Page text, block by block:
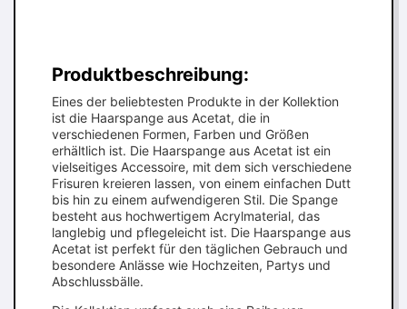
Produktbeschreibung:
Eines der beliebtesten Produkte in der Kollektion
ist die Haarspange aus Acetat, die in
verschiedenen Formen, Farben und Größen
erhältlich ist. Die Haarspange aus Acetat ist ein
vielseitiges Accessoire, mit dem sich verschiedene
Frisuren kreieren lassen, von einem einfachen Dutt
bis hin zu einem aufwendigeren Stil. Die Spange
besteht aus hochwertigem Acrylmaterial, das
langlebig und pflegeleicht ist. Die Haarspange aus
Acetat ist perfekt für den täglichen Gebrauch und
besondere Anlässe wie Hochzeiten, Partys und
Abschlussbälle.